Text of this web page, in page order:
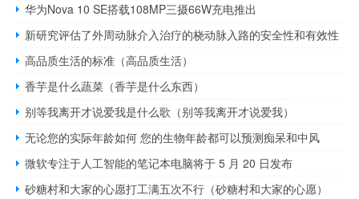
华为Nova 10 SE搭载108MP三摄66W充电推出
新研究评估了外周动脉介入治疗的桡动脉入路的安全性和有效性
高品质生活的标准（高品质生活）
香芋是什么蔬菜（香芋是什么东西）
别等我离开才说爱我是什么歌（别等我离开才说爱我）
无论您的实际年龄如何 您的生物年龄都可以预测痴呆和中风
微软专注于人工智能的笔记本电脑将于 5 月 20 日发布
砂糖村和大家的心愿打工满五次不行（砂糖村和大家的心愿）